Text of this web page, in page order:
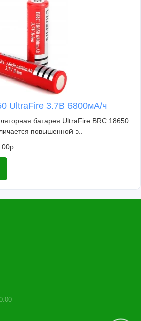
UltraFire 3.7В 6800мА/ч
батарея UltraFire BRC 18650
повышенной э..